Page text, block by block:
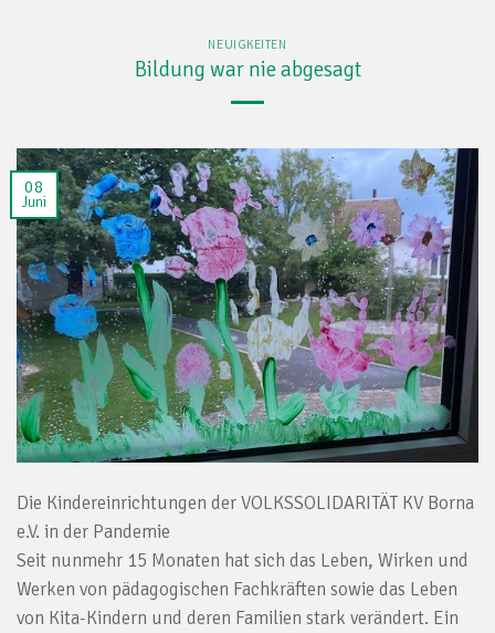
NEUIGKEITEN
Bildung war nie abgesagt
08
Juni
Die Kindereinrichtungen der VOLKSSOLIDARITÄT KV Borna
e.V. in der Pandemie
Seit nunmehr 15 Monaten hat sich das Leben, Wirken und
Werken von pädagogischen Fachkräften sowie das Leben
von Kita-Kindern und deren Familien stark verändert. Ein